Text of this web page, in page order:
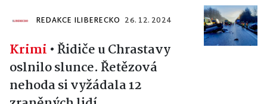
REDAKCE ILIBERECKO 26. 12. 2024
Krimi •Řidiče u Chrastavy
oslnilo slunce. Řetězová
nehoda si vyžádala 12